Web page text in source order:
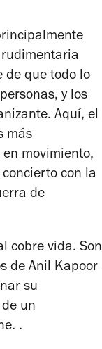
de que todo lo
y los
Aquí, el
más
movimiento,
con la
de
cobre vida. Son
de Anil Kapoor
su
un
.